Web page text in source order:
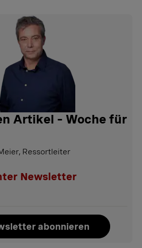
Artikel – Woche für
Ressortleiter
Newsletter
abonnieren